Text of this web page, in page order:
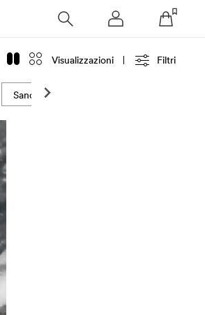
Visualizzazioni Filtri
Sandali Piatti